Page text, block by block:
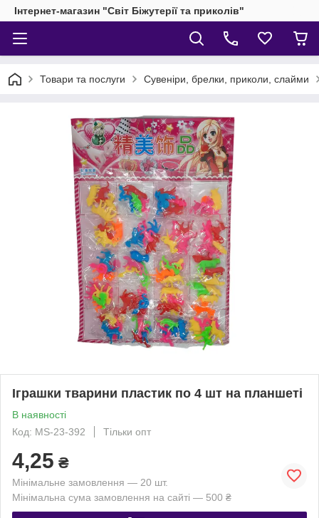
Інтернет-магазин "Світ Біжутерії та приколів"
Товари та послуги Сувеніри, брелки, приколи, слайми
Іграшки тварини пластик по 4 шт на планшеті
В наявності
Код: MS-23-392
Тільки опт
4,25 ₴
Мінімальне замовлення — 20 шт.
Мінімальна сума замовлення на сайті — 500 ₴